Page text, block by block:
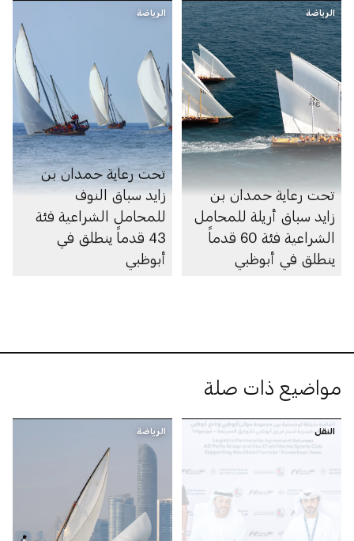
الرياضة
تحت رعاية حمدان بن
زايد سباق أريلة للمحامل
الشراعية فئة 60 قدماً
ينطلق في أبوظبي
الرياضة
تحت رعاية حمدان بن
زايد سباق النوف
للمحامل الشراعية فئة
43 قدماً ينطلق في
أبوظبي
مواضيع ذات صلة
النقل الرياضة